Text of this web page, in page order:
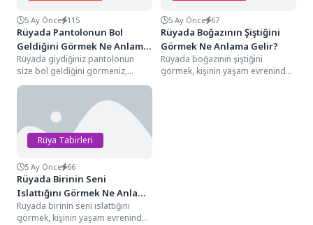
5 Ay Önce 115
Rüyada Pantolonun Bol
Geldiğini Görmek Ne Anlama
Gelir?
Rüyada giydiğiniz pantolonun
size bol geldiğini görmeniz,
hayatınızda üstlendiğiniz
kapasitenizin altında kaldığını,
mevcut...
5 Ay Önce 67
Rüyada Boğazının Şiştiğini
Görmek Ne Anlama Gelir?
Rüyada boğazının şiştiğini
görmek, kişinin yaşam evreninde
Rüya Tabirleri
5 Ay Önce 66
Rüyada Birinin Seni
Islattığını Görmek Ne Anlama
Gelir?
Rüyada birinin seni ıslattığını
görmek, kişinin yaşam evreninde